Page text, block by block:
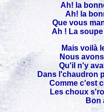
Ah! la
Ah! la
Que vous
Ah ! La
Mais voilà
Nous
Qu'il n'y
Dans l'chaudron
Comme c'est
Les choux
Bon